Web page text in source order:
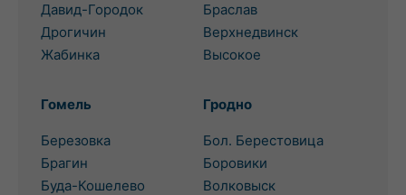
Давид-Городок
Дрогичин
Жабинка
Браслав
Верхнедвинск
Высокое
Гомель
Березовка
Брагин
Буда-Кошелево
Гродно
Бол. Берестовица
Боровики
Волковыск